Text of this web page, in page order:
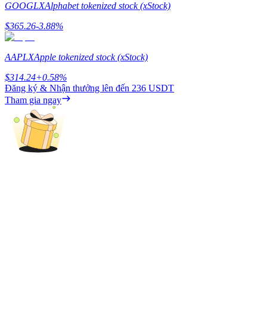
Launchpool
Đặt cọc linh hoạt để kiếm được các token phổ biến.
GOOGLXAlphabet tokenized stock (xStock)
$365.26-3.88%
AAPLXApple tokenized stock (xStock)
$314.24+0.58%
Đăng ký & Nhận thưởng lên đến 236 USDT
Tham gia ngay